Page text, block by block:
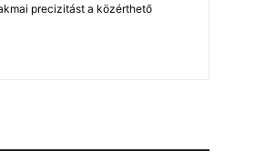
precizitást a közérthető